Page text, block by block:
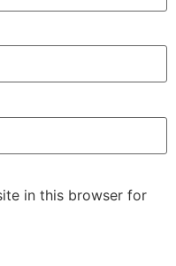
in this browser for